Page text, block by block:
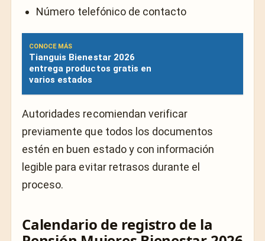
Número telefónico de contacto
CONOCE MÁS
Tianguis Bienestar 2026
entrega productos gratis en
varios estados
Autoridades recomiendan verificar
previamente que todos los documentos
estén en buen estado y con información
legible para evitar retrasos durante el
proceso.
Calendario de registro de la